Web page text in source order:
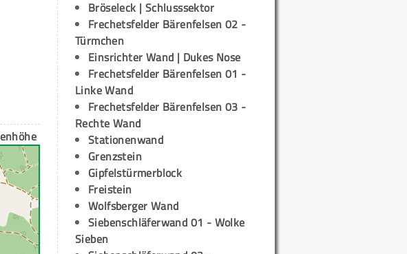
Bröseleck | Schlusssektor
Frechetsfelder Bärenfelsen 02 -
Türmchen
Einsrichter Wand | Dukes Nose
Frechetsfelder Bärenfelsen 01 -
Linke Wand
Frechetsfelder Bärenfelsen 03 -
Rechte Wand
Stationenwand
Grenzstein
Gipfelstürmerblock
Freistein
Wolfsberger Wand
Siebenschläferwand 01 - Wolke
Sieben